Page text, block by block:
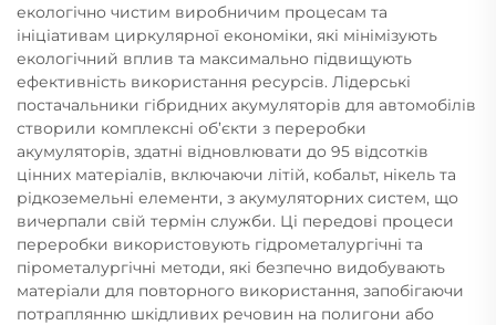
екологічно чистим виробничим процесам та
ініціативам циркулярної економіки, які мінімізують
екологічний вплив та максимально підвищують
ефективність використання ресурсів. Лідерські
постачальники гібридних акумуляторів для автомобілів
створили комплексні об’єкти з переробки
акумуляторів, здатні відновлювати до 95 відсотків
цінних матеріалів, включаючи літій, кобальт, нікель та
рідкоземельні елементи, з акумуляторних систем, що
вичерпали свій термін служби. Ці передові процеси
переробки використовують гідрометалургічні та
пірометалургічні методи, які безпечно видобувають
матеріали для повторного використання, запобігаючи
потраплянню шкідливих речовин на полигони або